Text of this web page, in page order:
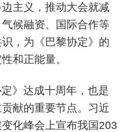
主义，推动大会就减
候融资、国际合作等
，为《巴黎协定》的
和正能量。
》达成十周年，也是
献的重要节点。习近
化峰会上宣布我国203